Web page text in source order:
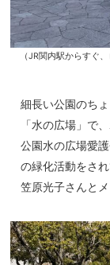
（JR関内駅からすぐ
細長い公園のち
「水の広場」で
公園水の広場愛
の緑化活動をさ
笠原光子さんと